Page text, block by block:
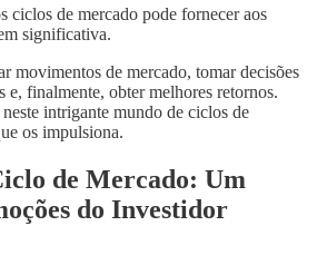
ciclos de mercado pode fornecer aos
significativa.
movimentos de mercado, tomar decisões
e, finalmente, obter melhores retornos.
intrigante mundo de ciclos de
os impulsiona.
de Mercado: Um
do Investidor